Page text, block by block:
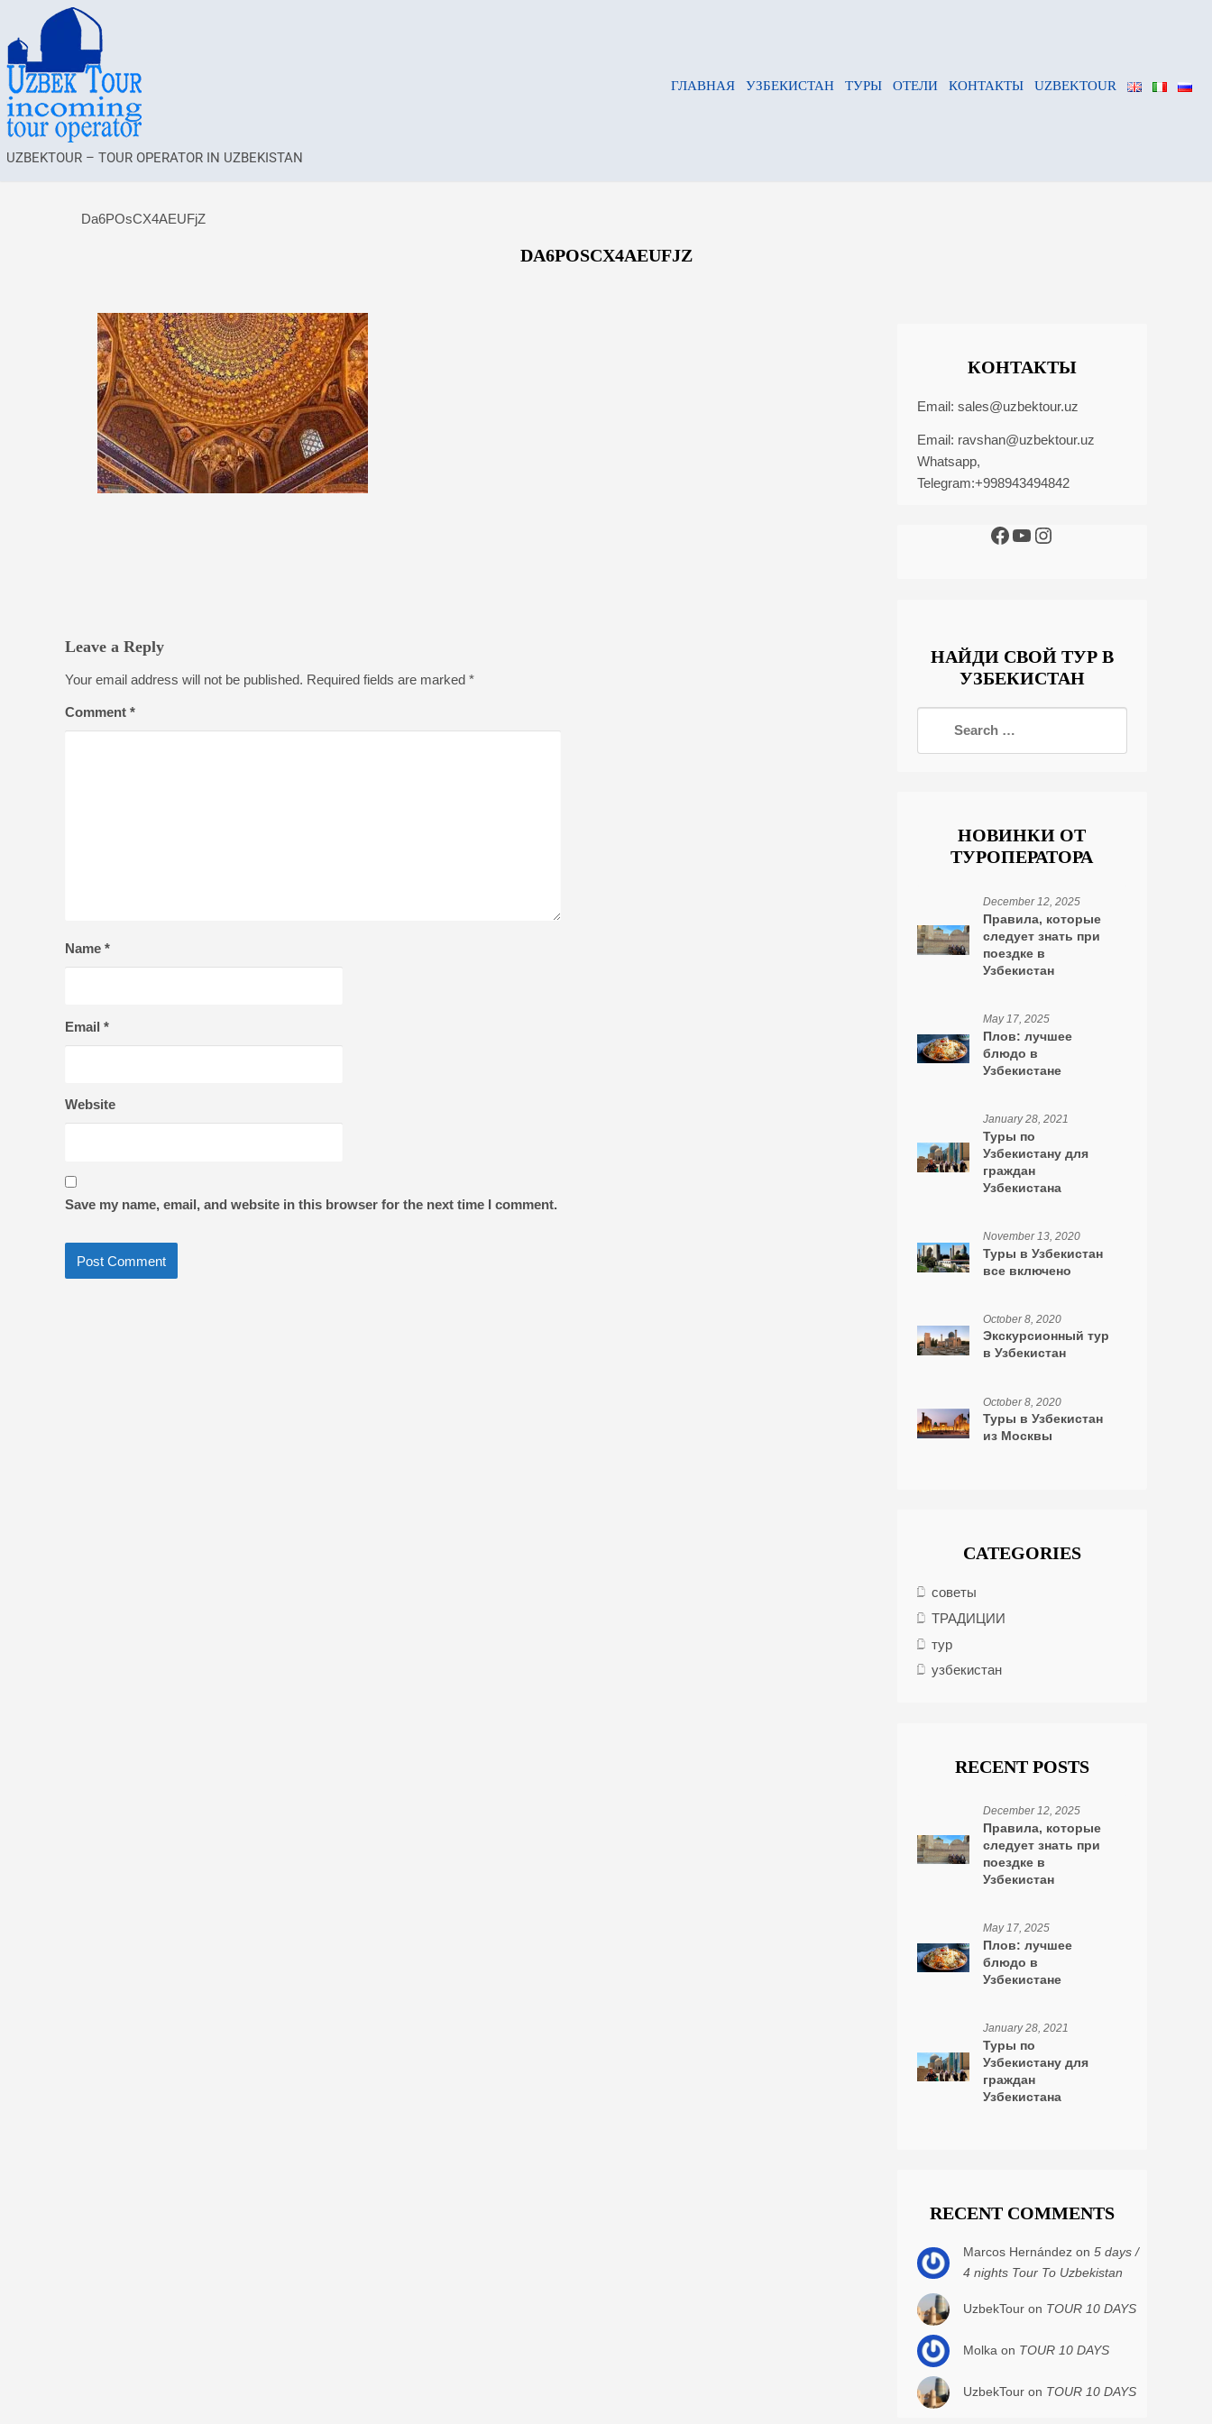
UZBEKTOUR – TOUR OPERATOR IN UZBEKISTAN
ГЛАВНАЯ УЗБЕКИСТАН ТУРЫ ОТЕЛИ КОНТАКТЫ UZBEKTOUR
Da6POsCX4AEUFjZ
DA6POSCX4AEUFJZ
Leave a Reply
Your email address will not be published. Required fields are marked *
Comment *
Name *
Email *
Website
Save my name, email, and website in this browser for the next time I comment.
КОНТАКТЫ
Email: sales@uzbektour.uz
Email: ravshan@uzbektour.uz
Whatsapp,
Telegram:+998943494842
НАЙДИ СВОЙ ТУР В
УЗБЕКИСТАН
НОВИНКИ ОТ
ТУРОПЕРАТОРА
December 12, 2025
Правила, которые
следует знать при
поездке в
Узбекистан
May 17, 2025
Плов: лучшее
блюдо в
Узбекистане
January 28, 2021
Туры по
Узбекистану для
граждан
Узбекистана
November 13, 2020
Туры в Узбекистан
все включено
October 8, 2020
Экскурсионный тур
в Узбекистан
October 8, 2020
Туры в Узбекистан
из Москвы
CATEGORIES
советы
ТРАДИЦИИ
тур
узбекистан
RECENT POSTS
December 12, 2025
Правила, которые
следует знать при
поездке в
Узбекистан
May 17, 2025
Плов: лучшее
блюдо в
Узбекистане
January 28, 2021
Туры по
Узбекистану для
граждан
Узбекистана
RECENT COMMENTS
Marcos Hernández on 5 days /
4 nights Tour To Uzbekistan
UzbekTour on TOUR 10 DAYS
Molka on TOUR 10 DAYS
UzbekTour on TOUR 10 DAYS